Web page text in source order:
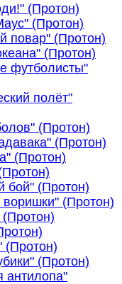
(Протон)
(Протон)
повар" (Протон)
(Протон)
футболисты"
полёт"
(Протон)
(Протон)
(Протон)
бой" (Протон)
(Протон)
(Протон)
(Протон)
(Протон)
антилопа"